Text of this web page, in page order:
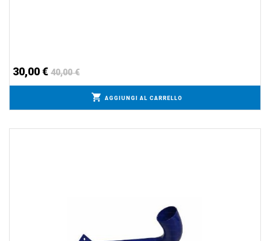
30,00 € 40,00 €
AGGIUNGI AL CARRELLO